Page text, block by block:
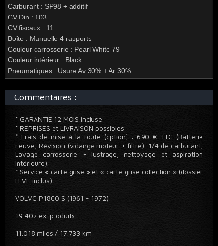
Carburant : SP98 + additif
CV Din : 103
CV fiscaux : 11
Boîte : Manuelle 4 rapports
Couleur carrosserie : Pearl White 79
Couleur intérieur : Black
Pneumatiques : Usure Av 30% + Ar 30%
Commentaires :
* GARANTIE 12 MOIS incluse
* REPRISES et LIVRAISON possibles
* Frais de mise à la route (option) : 690 € TTC (Batterie
neuve, Révision (vidange moteur + filtre), 1/4 de carburant,
Lavage carrosserie + lustrage, nettoyage et aspiration
intérieure).
* Service « carte grise » et « carte grise collection » (dossier
FFVE inclus)
VOLVO P1800 S (1961 - 1972)
39 407 ex. produits
11.018 miles / 17.733 km